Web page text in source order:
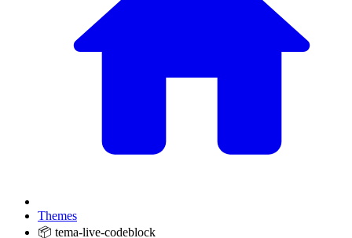
Themes
📦 tema-live-codeblock